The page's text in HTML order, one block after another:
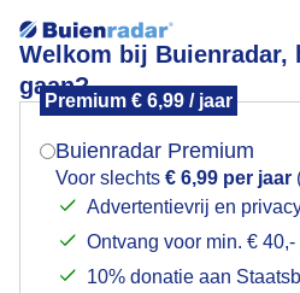
Welkom bij Buienradar,
gaan?
Premium € 6,99 / jaar
Buienradar Premium
Voor slechts € 6,99 per jaar
Advertentievrij en
Ontvang voor min. €
10% donatie aan
Leerdam 13-6-2026.
Mogen we je locatie
Indien je hier nog geen
verschijnt er zo een pop-